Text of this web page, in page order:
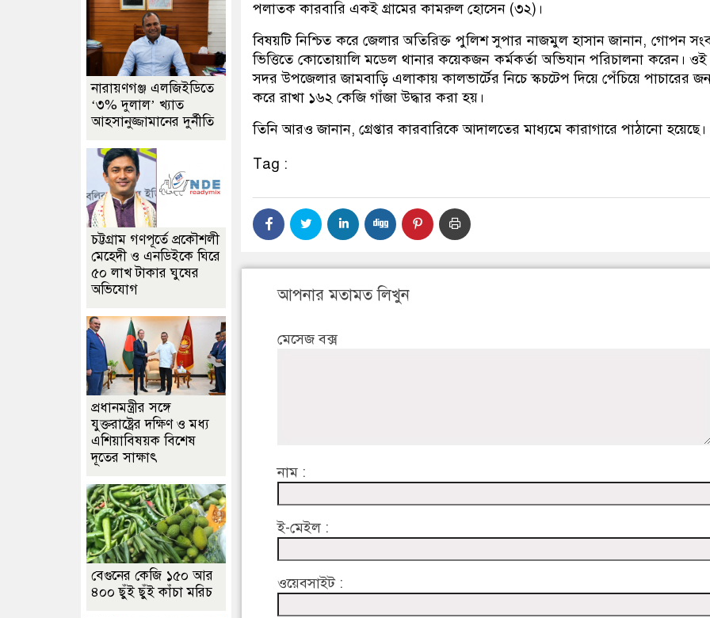
পলাতক কারবারি একই গ্রামের কামরুল হোসেন (৩২)।
বিষয়টি নিশ্চিত করে জেলার অতিরিক্ত পুলিশ সুপার নাজমুল হাসান জানান, গোপন
ভিত্তিতে কোতোয়ালি মডেল থানার কয়েকজন কর্মকর্তা অভিযান পরিচালনা করেন।
সদর উপজেলার জামবাড়ি এলাকায় কালভার্টের নিচে স্কচটেপ দিয়ে পেঁচিয়ে পাচারের
করে রাখা ১৬২ কেজি গাঁজা উদ্ধার করা হয়।
তিনি আরও জানান, গ্রেপ্তার কারবারিকে আদালতের মাধ্যমে কারাগারে পাঠানো হয়েছে।
Tag :
আপনার মতামত লিখুন
মেসেজ বক্স
নাম :
ই-মেইল :
ওয়েবসাইট :
নারায়ণগঞ্জ এলজিইডিতে
‘৩% দুলাল’ খ্যাত
আহসানুজ্জামানের দুর্নীতি
চট্টগ্রাম গণপূর্তে প্রকৌশলী
মেহেদী ও এনডিইকে ঘিরে
৫০ লাখ টাকার ঘুষের
অভিযোগ
প্রধানমন্ত্রীর সঙ্গে
যুক্তরাষ্ট্রের দক্ষিণ ও মধ্য
এশিয়াবিষয়ক বিশেষ
দূতের সাক্ষাৎ
বেগুনের কেজি ১৫০ আর
৪০০ ছুঁই ছুঁই কাঁচা মরিচ